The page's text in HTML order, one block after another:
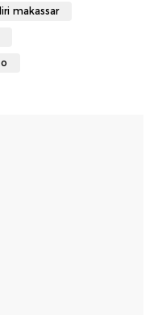
makassar